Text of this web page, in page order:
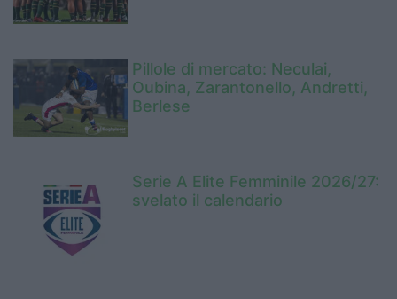
Pillole di mercato: Neculai,
Oubina, Zarantonello, Andretti,
Berlese
Serie A Elite Femminile 2026/27:
svelato il calendario